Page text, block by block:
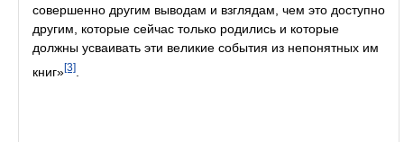
совершенно другим выводам и взглядам, чем это доступно
другим, которые сейчас только родились и которые
должны усваивать эти великие события из непонятных им
книг»[3]